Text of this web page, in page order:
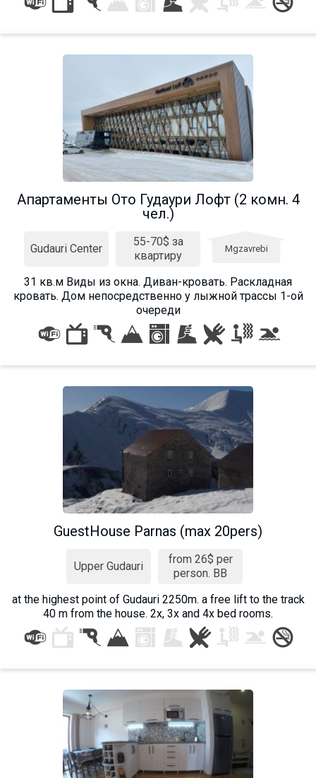
Апартаменты Ото Гудаури Лофт (2 комн. 4
чел.)
Gudauri Center
55-70$ за
квартиру
Mgzavrebi
31 кв.м Виды из окна. Диван-кровать. Раскладная
кровать. Дом непосредственно у лыжной трассы 1-ой
очереди
GuestHouse Parnas (max 20pers)
Upper Gudauri
from 26$ per
person. BB
at the highest point of Gudauri 2250m. a free lift to the track
40 m from the house. 2x, 3x and 4x bed rooms.